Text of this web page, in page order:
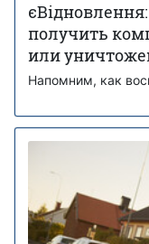
получить
или
Напомним, как